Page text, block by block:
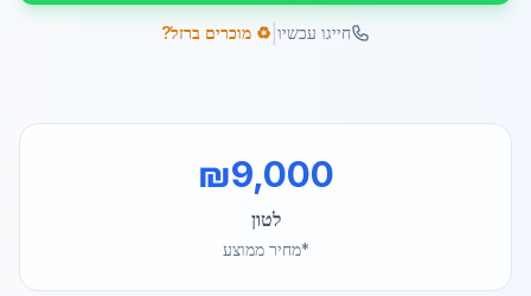
חייגו עכשיו ♻️ מוכרים ברזל?
₪9,000
לטון
*מחיר ממוצע